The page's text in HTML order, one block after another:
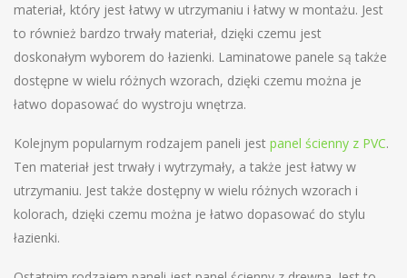
materiał, który jest łatwy w utrzymaniu i łatwy w montażu. Jest
to również bardzo trwały materiał, dzięki czemu jest
doskonałym wyborem do łazienki. Laminatowe panele są także
dostępne w wielu różnych wzorach, dzięki czemu można je
łatwo dopasować do wystroju wnętrza.
Kolejnym popularnym rodzajem paneli jest panel ścienny z PVC.
Ten materiał jest trwały i wytrzymały, a także jest łatwy w
utrzymaniu. Jest także dostępny w wielu różnych wzorach i
kolorach, dzięki czemu można je łatwo dopasować do stylu
łazienki.